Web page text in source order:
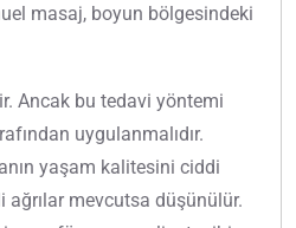
masaj, boyun bölgesindeki
Ancak bu tedavi yöntemi
uygulanmalıdır.
yaşam kalitesini ciddi
ağrılar mevcutsa düşünülür.